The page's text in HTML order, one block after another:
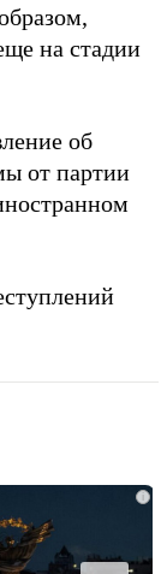
на стадии
об
от партии
i